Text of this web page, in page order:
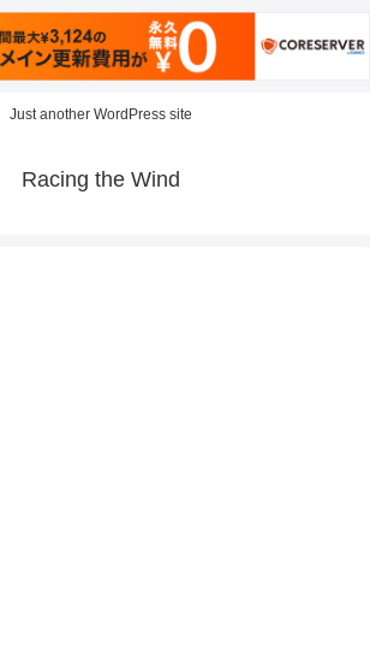
Just another WordPress site
Racing the Wind